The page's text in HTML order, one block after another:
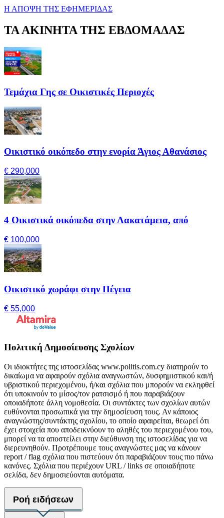
Η ΑΠΟΨΗ ΤΗΣ ΕΦΗΜΕΡΙΔΑΣ
ΤΑ ΑΚΙΝΗΤΑ ΤΗΣ ΕΒΔΟΜΑΔΑΣ
Τεμάχια Γης σε Οικιστικές Περιοχές
Οικιστικό οικόπεδο στην ενορία Άγιος Αθανάσιος
€ 290,000
4 Οικιστικά οικόπεδα στην Λακατάμεια, από
€ 100,000
Οικιστικό χωράφι στην Πέγεια
€ 55,000
Πολιτική Δημοσίευσης Σχολίων
Οι ιδιοκτήτες της ιστοσελίδας www.politis.com.cy διατηρούν το
δικαίωμα να αφαιρούν σχόλια αναγνωστών, δυσφημιστικού και/ή
υβριστικού περιεχομένου, ή/και σχόλια που μπορούν να εκληφθεί
ότι υποκινούν το μίσος/τον ρατσισμό ή που παραβιάζουν
οποιαδήποτε άλλη νομοθεσία. Οι συντάκτες των σχολίων αυτών
ευθύνονται προσωπικά για την δημοσίευση τους. Αν κάποιος
αναγνώστης/συντάκτης σχολίου, το οποίο αφαιρείται, θεωρεί ότι
έχει στοιχεία που αποδεικνύουν το αληθές του περιεχομένου του,
μπορεί να τα αποστείλει στην διεύθυνση της ιστοσελίδας για να
διερευνηθούν. Προτρέπουμε τους αναγνώστες μας να κάνουν
report / flag σχόλια που πιστεύουν ότι παραβιάζουν τους πιο πάνω
κανόνες. Σχόλια που περιέχουν URL / links σε οποιαδήποτε
σελίδα, δεν δημοσιεύονται αυτόματα.
Ροή ειδήσεων